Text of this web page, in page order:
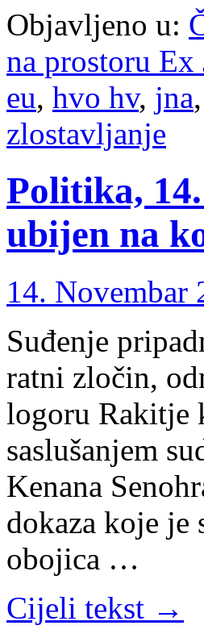
Objavljeno u:
na prostoru Ex
eu, hvo hv, jna,
zlostavljanje
Politika,
ubijen na
14. Novembar
Suđenje
ratni zločin,
logoru Rakitje
saslušanjem
Kenana
dokaza koje
obojica …
Cijeli tekst →